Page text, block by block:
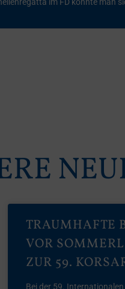
TRAUMHAFTE
VOR
ZUR 59.
Bei der 59.